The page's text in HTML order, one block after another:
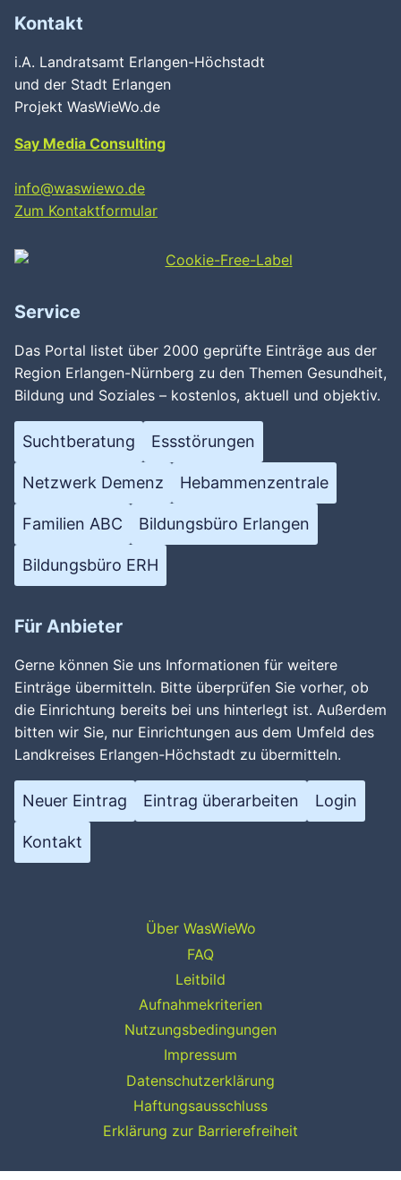
Kontakt
i.A. Landratsamt Erlangen-Höchstadt
und der Stadt Erlangen
Projekt WasWieWo.de
Say Media Consulting
info@waswiewo.de
Zum Kontaktformular
Service
Das Portal listet über 2000 geprüfte Einträge aus der
Region Erlangen-Nürnberg zu den Themen Gesundheit,
Bildung und Soziales – kostenlos, aktuell und objektiv.
Suchtberatung Essstörungen
Netzwerk Demenz Hebammenzentrale
Familien ABC Bildungsbüro Erlangen
Bildungsbüro ERH
Für Anbieter
Gerne können Sie uns Informationen für weitere
Einträge übermitteln. Bitte überprüfen Sie vorher, ob
die Einrichtung bereits bei uns hinterlegt ist. Außerdem
bitten wir Sie, nur Einrichtungen aus dem Umfeld des
Landkreises Erlangen-Höchstadt zu übermitteln.
Neuer Eintrag Eintrag überarbeiten Login
Kontakt
Über WasWieWo
FAQ
Leitbild
Aufnahmekriterien
Nutzungsbedingungen
Impressum
Datenschutzerklärung
Haftungsausschluss
Erklärung zur Barrierefreiheit